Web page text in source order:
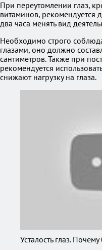
При переутомлении глаз,
витаминов, рекомендуется
два часа менять вид
Необходимо строго
глазами, оно должно
сантиметров. Также при
рекомендуется
снижают нагрузку на глаза.
Усталость глаз.